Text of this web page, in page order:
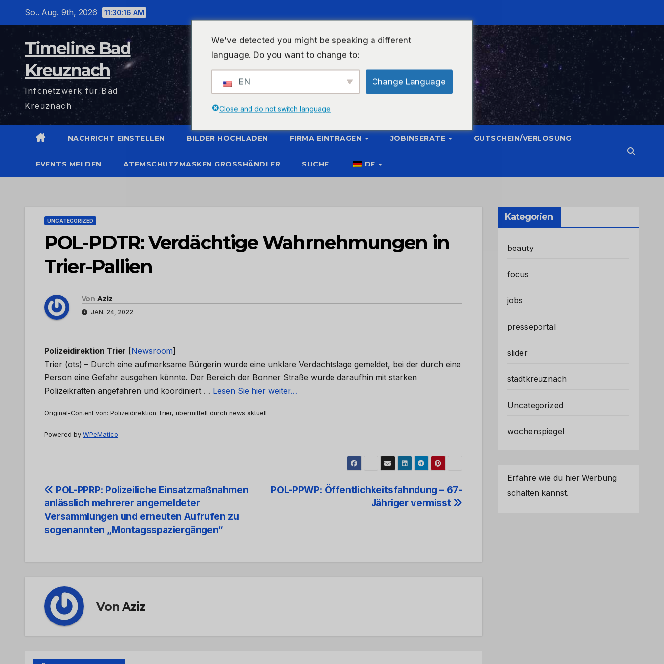
So.. Aug. 9th, 2026 11:30:17 AM
Timeline Bad
Kreuznach
Infonetzwerk für Bad
Kreuznach
NACHRICHT EINSTELLEN BILDER HOCHLADEN FIRMA EINTRAGEN JOBINSERATE GUTSCHEIN/VERLOSUNG
EVENTS MELDEN ATEMSCHUTZMASKEN GROSSHÄNDLER SUCHE DE
UNCATEGORIZED
POL-PDTR: Verdächtige Wahrnehmungen in
Trier-Pallien
Von Aziz
JAN. 24, 2022
Polizeidirektion Trier [Newsroom]
Trier (ots) – Durch eine aufmerksame Bürgerin wurde eine unklare Verdachtslage gemeldet, bei der durch eine
Person eine Gefahr ausgehen könnte. Der Bereich der Bonner Straße wurde daraufhin mit starken
Polizeikräften angefahren und koordiniert … Lesen Sie hier weiter…
Original-Content von: Polizeidirektion Trier, übermittelt durch news aktuell
Powered by WPeMatico
Beitrags-
Navigation
POL-PPWP: Öffentlichkeitsfahndung – 67-
Jähriger vermisst
POL-PPRP: Polizeiliche Einsatzmaßnahmen
anlässlich mehrerer angemeldeter
Versammlungen und erneuten Aufrufen zu
sogenannten „Montagsspaziergängen“
VonAziz
Kategorien
beauty
focus
jobs
presseportal
slider
stadtkreuznach
Uncategorized
wochenspiegel
Erfahre wie du hier Werbung
schalten kannst.
We've detected you might be speaking a different
language. Do you want to change to:
EN Change Language
Close and do not switch language